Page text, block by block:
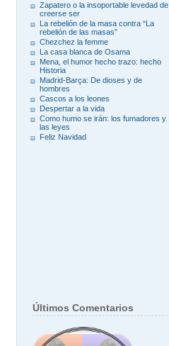
Zapatero o la insoportable levedad de
creerse ser
La rebelión de la masa contra “La
rebelión de las masas”
Chezchez la femme
La casa blanca de Osama
Mena, el humor hecho trazo: hecho
Historia
Madrid-Barça: De dioses y de
hombres
Cascos a los leones
Despertar a la vida
Como humo se irán: los fumadores y
las leyes
Feliz Navidad
Últimos Comentarios